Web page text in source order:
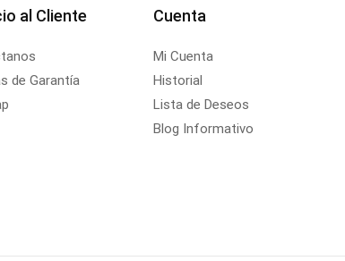
al Cliente
de Garantía
Cuenta
Mi Cuenta
Historial
Lista de Deseos
Blog Informativo